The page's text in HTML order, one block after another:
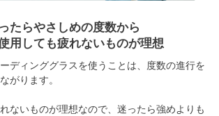
たらやさしめの度数から
用しても疲れないものが理想
ディンググラスを使うことは、度数の進行を
がります。
ないものが理想なので、迷ったら強めよりも